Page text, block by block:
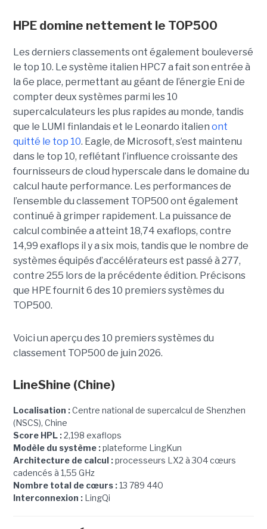
HPE domine nettement le TOP500
Les derniers classements ont également bouleversé
le top 10. Le système italien HPC7 a fait son entrée à
la 6e place, permettant au géant de l’énergie Eni de
compter deux systèmes parmi les 10
supercalculateurs les plus rapides au monde, tandis
que le LUMI finlandais et le Leonardo italien ont
quitté le top 10. Eagle, de Microsoft, s’est maintenu
dans le top 10, reflétant l’influence croissante des
fournisseurs de cloud hyperscale dans le domaine du
calcul haute performance. Les performances de
l’ensemble du classement TOP500 ont également
continué à grimper rapidement. La puissance de
calcul combinée a atteint 18,74 exaflops, contre
14,99 exaflops il y a six mois, tandis que le nombre de
systèmes équipés d’accélérateurs est passé à 277,
contre 255 lors de la précédente édition. Précisons
que HPE fournit 6 des 10 premiers systèmes du
TOP500.
Voici un aperçu des 10 premiers systèmes du
classement TOP500 de juin 2026.
LineShine (Chine)
Localisation :Centre national de supercalcul de Shenzhen
(NSCS), Chine
Score HPL :2,198 exaflops
Modèle du système :plateforme LingKun
Architecture de calcul :processeurs LX2 à 304 cœurs
cadencés à 1,55 GHz
Nombre total de cœurs :13 789 440
Interconnexion :LingQi